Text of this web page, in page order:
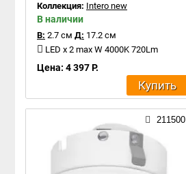
Коллекция: Intero new
В наличии
В: 2.7 см Д: 17.2 см
LED x 2 max W 4000K 720Lm
Цена: 4 397 Р.
Купить
211500